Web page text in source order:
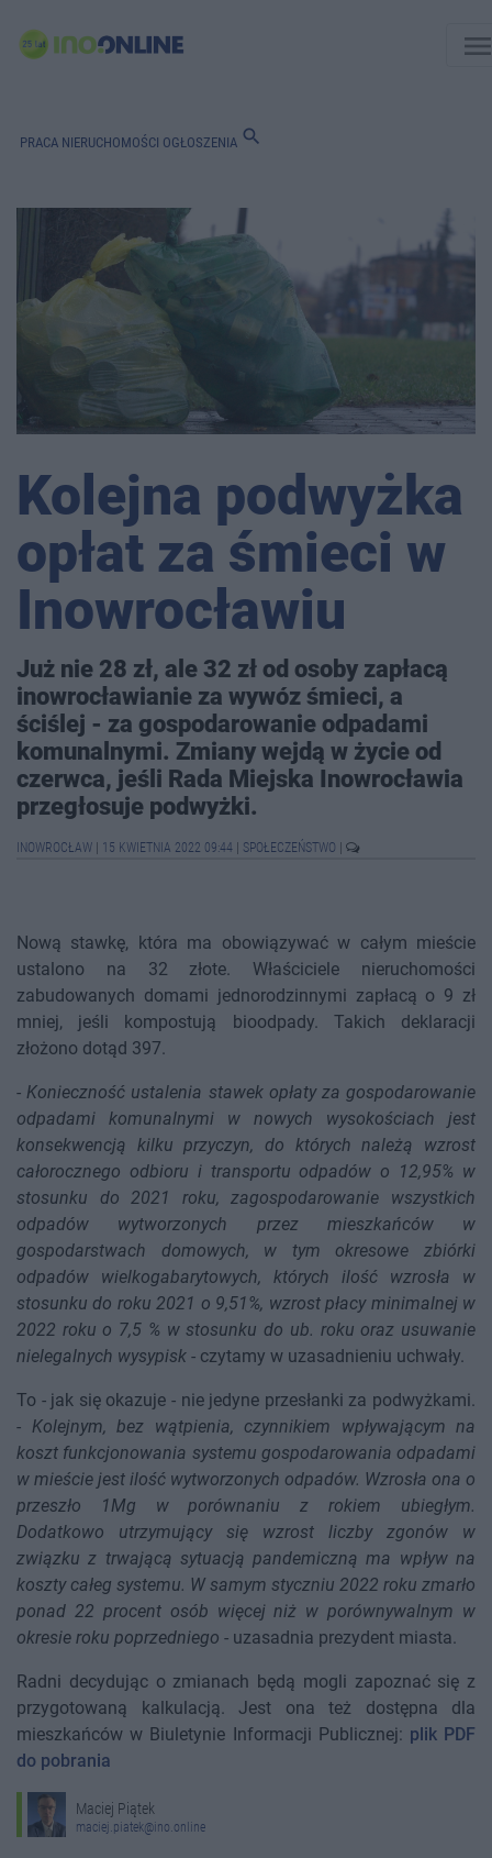
PRACA NIERUCHOMOŚCI OGŁOSZENIA search
Kolejna podwyżka
opłat za śmieci w
Inowrocławiu
Już nie 28 zł, ale 32 zł od osoby zapłacą
inowrocławianie za wywóz śmieci, a
ściślej - za gospodarowanie odpadami
komunalnymi. Zmiany wejdą w życie od
czerwca, jeśli Rada Miejska Inowrocławia
przegłosuje podwyżki.
INOWROCŁAW 15 KWIETNIA 2022 09:44 SPOŁECZEŃSTWO
Nową stawkę, która ma obowiązywać w całym mieście
ustalono na 32 złote. Właściciele nieruchomości
zabudowanych domami jednorodzinnymi zapłacą o 9 zł
mniej, jeśli kompostują bioodpady. Takich deklaracji
złożono dotąd 397.
-Konieczność ustalenia stawek opłaty za gospodarowanie
odpadami komunalnymi w nowych wysokościach jest
konsekwencją kilku przyczyn, do których należą wzrost
całorocznego odbioru i transportu odpadów o 12,95% w
stosunku do 2021 roku, zagospodarowanie wszystkich
odpadów wytworzonych przez mieszkańców w
gospodarstwach domowych, w tym okresowe zbiórki
odpadów wielkogabarytowych, których ilość wzrosła w
stosunku do roku 2021 o 9,51%, wzrost płacy minimalnej w
2022 roku o 7,5 % w stosunku do ub. roku oraz usuwanie
nielegalnych wysypisk - czytamy w uzasadnieniu uchwały.
To - jak się okazuje - nie jedyne przesłanki za podwyżkami.
- Kolejnym, bez wątpienia, czynnikiem wpływającym na
koszt funkcjonowania systemu gospodarowania odpadami
w mieście jest ilość wytworzonych odpadów. Wzrosła ona o
przeszło 1Mg w porównaniu z rokiem ubiegłym.
Dodatkowo utrzymujący się wzrost liczby zgonów w
związku z trwającą sytuacją pandemiczną ma wpływ na
koszty całeg systemu. W samym styczniu 2022 roku zmarło
ponad 22 procent osób więcej niż w porównywalnym w
okresie roku poprzedniego - uzasadnia prezydent miasta.
Radni decydując o zmianach będą mogli zapoznać się z
przygotowaną kalkulacją. Jest ona też dostępna dla
mieszkańców w Biuletynie Informacji Publicznej: plik PDF
do pobrania
Maciej Piątek
maciej.piatek@ino.online